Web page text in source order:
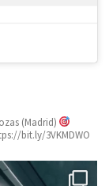
(Madrid)
bit.ly/3VKMDWO